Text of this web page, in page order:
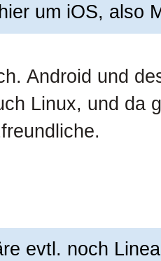
um iOS, also
Android und
Linux, und da
evtl. noch